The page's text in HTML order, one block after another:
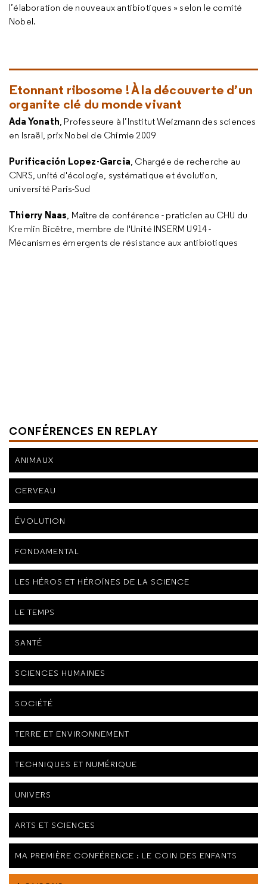
l’élaboration de nouveaux antibiotiques » selon le comité
Nobel.
Etonnant ribosome ! À la découverte d’un
organite clé du monde vivant
Ada Yonath, Professeure à l’Institut Weizmann des sciences
en Israël, prix Nobel de Chimie 2009
Purificación Lopez-Garcia, Chargée de recherche au
CNRS, unité d'écologie, systématique et évolution,
université Paris-Sud
Thierry Naas, Maître de conférence - praticien au CHU du
Kremlin Bicêtre, membre de l'Unité INSERM U914 -
Mécanismes émergents de résistance aux antibiotiques
CONFÉRENCES EN REPLAY
ANIMAUX
CERVEAU
ÉVOLUTION
FONDAMENTAL
LES HÉROS ET HÉROÏNES DE LA SCIENCE
LE TEMPS
SANTÉ
SCIENCES HUMAINES
SOCIÉTÉ
TERRE ET ENVIRONNEMENT
TECHNIQUES ET NUMÉRIQUE
UNIVERS
ARTS ET SCIENCES
MA PREMIÈRE CONFÉRENCE : LE COIN DES ENFANTS